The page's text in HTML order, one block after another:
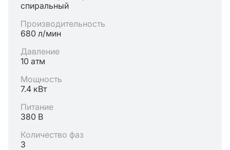
спиральный
Производительность
680 л/мин
Давление
10 атм
Мощность
7.4 кВт
Питание
380 В
Количество фаз
3